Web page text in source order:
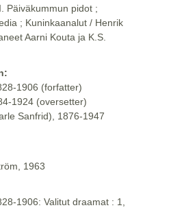
Päiväkummun pidot ;
; Kuninkaanalut / Henrik
Aarni Kouta ja K.S.
1906 (forfatter)
1924 (oversetter)
Sanfrid), 1876-1947
1963
1906: Valitut draamat : 1,